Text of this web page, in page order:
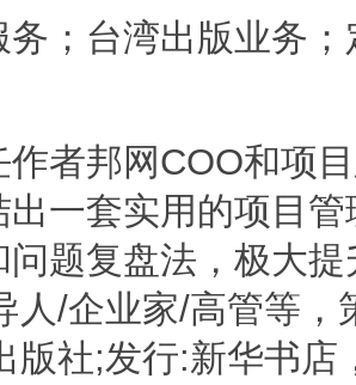
务；台湾出版业务
作者邦网COO和项
出一套实用的项目
问题复盘法，极大
人/企业家/高管等
版社;发行:新华书